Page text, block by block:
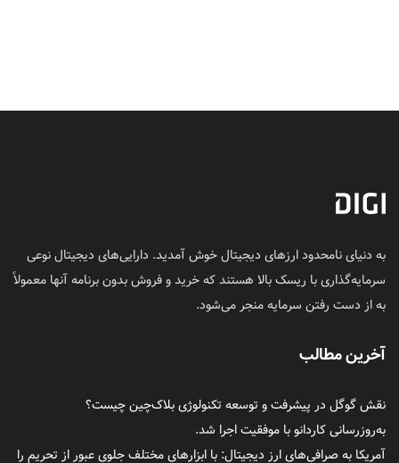
به دنیای نامحدود ارزهای دیجیتال خوش آمدید. دارایی‌های دیجیتال نوعی
سرمایه‌گذاری با ریسک بالا هستند که خرید و فروش بدون برنامه آنها معمولاً
به از دست رفتن سرمایه منجر می‌شود.
آخرین مطالب
نقش گوگل در پیشرفت و توسعه تکنولوژی بلاک‌چین چیست؟
به‌روزرسانی کاردانو با موفقیت اجرا شد.
آمریکا به صرافی‌های ارز دیجیتال: با ابزارهای مختلف جلوی عبور از تحریم را